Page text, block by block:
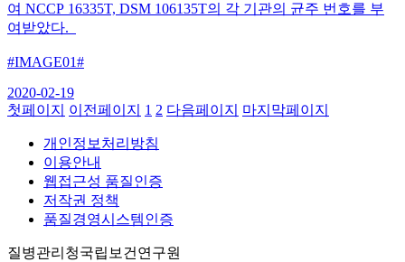
여 NCCP 16335T, DSM 106135T의 각 기관의 균주 번호를 부
여받았다.
#IMAGE01#
2020-02-19
첫페이지
이전페이지 1 2 다음페이지 마지막페이지
개인정보처리방침
이용안내
웹접근성 품질인증
저작권 정책
품질경영시스템인증
질병관리청국립보건연구원